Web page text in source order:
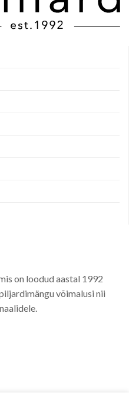
on loodud aastal 1992
võimalusi nii